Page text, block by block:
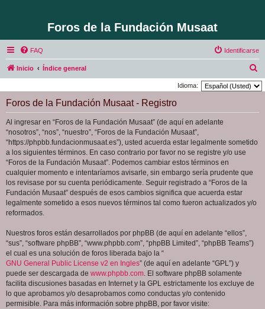
Foros de la Fundación Musaat
FAQ Identificarse
Inicio Índice general
u
Idioma:
Foros de la Fundación Musaat - Registro
Al ingresar en “Foros de la Fundación Musaat” (de aquí en adelante
“nosotros”, “nos”, “nuestro”, “Foros de la Fundación Musaat”,
“https://phpbb.fundacionmusaat.es”), usted acuerda estar legalmente sometido
a los siguientes términos. En caso contrario por favor no se registre y/o use
“Foros de la Fundación Musaat”. Podemos cambiar estos términos en
cualquier momento e intentaríamos avisarle, sin embargo sería prudente que
los revisase por su cuenta periódicamente. Seguir registrado a “Foros de la
Fundación Musaat” después de esos cambios significa que acuerda estar
legalmente sometido a esos nuevos términos tal como fueron actualizados y/o
reformados.
Nuestros foros están desarrollados por phpBB (de aquí en adelante “ellos”,
“sus”, “software phpBB”, “www.phpbb.com”, “phpBB Limited”, “phpBB Teams”)
el cual es una solución de foros liberada bajo la “
GNU General Public License v2 en Ingles” (de aquí en adelante “GPL”) y
puede ser descargada de www.phpbb.com. El software phpBB solamente
facilita discusiones basadas en Internet y la GPL estrictamente los excluye de
lo que aprobamos y/o desaprobamos como conductas y/o contenido
permisible. Para más información sobre phpBB, por favor visite: